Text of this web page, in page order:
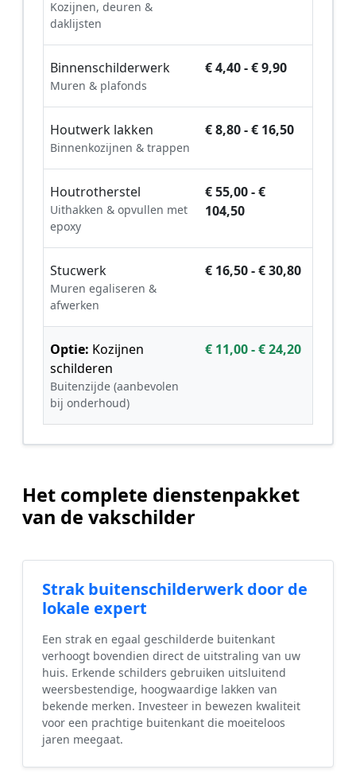
Kozijnen, deuren &
daklijsten
Binnenschilderwerk
Muren & plafonds
€ 4,40 - € 9,90
Houtwerk lakken
Binnenkozijnen & trappen
€ 8,80 - € 16,50
Houtrotherstel
Uithakken & opvullen met
epoxy
€ 55,00 - €
104,50
Stucwerk
Muren egaliseren &
afwerken
€ 16,50 - € 30,80
Optie: Kozijnen
schilderen
Buitenzijde (aanbevolen
bij onderhoud)
€ 11,00 - € 24,20
Het complete dienstenpakket
van de vakschilder
Strak buitenschilderwerk door de
lokale expert
Een strak en egaal geschilderde buitenkant
verhoogt bovendien direct de uitstraling van uw
huis. Erkende schilders gebruiken uitsluitend
weersbestendige, hoogwaardige lakken van
bekende merken. Investeer in bewezen kwaliteit
voor een prachtige buitenkant die moeiteloos
jaren meegaat.